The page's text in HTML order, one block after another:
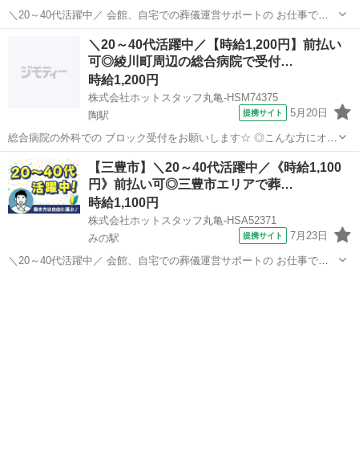
＼20～40代活躍中／ 会館、自宅での葬儀運営サポートの お仕事です
(^^)/ ━━━━━━━━━━━━━━━━━━━━ 【仕事内容】 →会
葬者様の対応、親族者様への接待 →会館内でのお茶出し、 食事接待、
食事の...
その他
＼20～40代活躍中／【時給1,200円】前払い
可◎綾川町周辺の総合病院で受付…
時給1,200円
株式会社ホットスタッフ丸亀-HSM74375
陶駅
提携サイト 5月20日
総合病院の外科での ブロック受付をお願いします☆ ◎こんな方にオス
スメ ■土日祝休みがいい方 ■駅チカがいい方 ■長期での就業をしたい
方 ◆◆◆◆◆◆◆◆◆◆◆◆◆◆◆ ★仕事内容★
◆◆◆◆◆◆◆◆◆◆◆◆◆◆◆...
香川 陶駅 その他
【三豊市】＼20～40代活躍中／《時給1,100
円》前払い可◎三豊市エリアで葬…
時給1,100円
株式会社ホットスタッフ丸亀-HSA52371
みの駅
提携サイト 7月23日
＼20～40代活躍中／ 会館、自宅での葬儀運営サポートの お仕事です